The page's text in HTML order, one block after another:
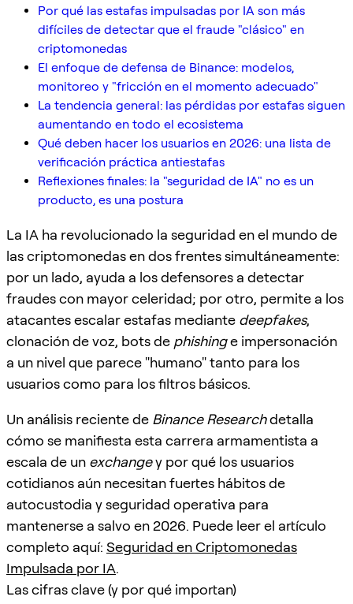
Por qué las estafas impulsadas por IA son más
difíciles de detectar que el fraude "clásico" en
criptomonedas
El enfoque de defensa de Binance: modelos,
monitoreo y "fricción en el momento adecuado"
La tendencia general: las pérdidas por estafas siguen
aumentando en todo el ecosistema
Qué deben hacer los usuarios en 2026: una lista de
verificación práctica antiestafas
Reflexiones finales: la "seguridad de IA" no es un
producto, es una postura
La IA ha revolucionado la seguridad en el mundo de
las criptomonedas en dos frentes simultáneamente:
por un lado, ayuda a los defensores a detectar
fraudes con mayor celeridad; por otro, permite a los
atacantes escalar estafas mediante deepfakes,
clonación de voz, bots de phishinge impersonación
a un nivel que parece "humano" tanto para los
usuarios como para los filtros básicos.
Un análisis reciente de Binance Researchdetalla
cómo se manifiesta esta carrera armamentista a
escala de un exchangey por qué los usuarios
cotidianos aún necesitan fuertes hábitos de
autocustodia y seguridad operativa para
mantenerse a salvo en 2026. Puede leer el artículo
completo aquí: Seguridad en Criptomonedas
Impulsada por IA.
Las cifras clave (y por qué importan)